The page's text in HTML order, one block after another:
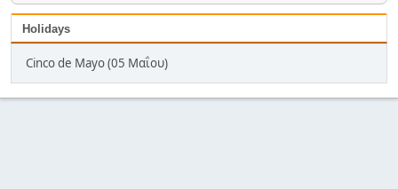
Holidays
Cinco de Mayo (05 Μαΐου)